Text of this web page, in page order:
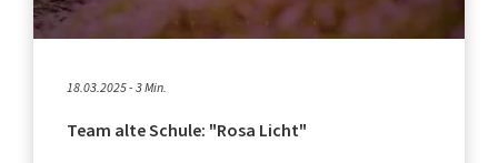
18.03.2025 - 3 Min.
Team alte Schule: "Rosa Licht"